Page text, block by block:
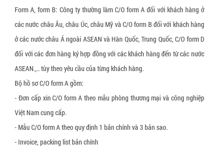
Form A, form B: Công ty thường làm C/O form A đối với khách hàng ở
các nước châu Âu, châu Úc, châu Mỹ và C/O form B đối với khách hàng
ở các nước châu Á ngoài ASEAN và Hàn Quốc, Trung Quốc, C/O form D
đối với các đơn hàng ký hợp đồng với các khách hàng đến từ các nước
ASEAN.,.. tùy theo yêu cầu của từng khách hàng.
Bộ hồ sơ C/O form A gồm:
- Đơn cấp xin C/O form A theo mẫu phòng thương mại và công nghiệp
Việt Nam cung cấp.
- Mẫu C/O form A theo quy định 1 bản chính và 3 bản sao.
- Invoice, packing list bản chính